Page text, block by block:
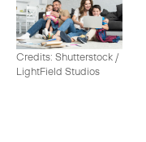
Credits: Shutterstock /
LightField Studios